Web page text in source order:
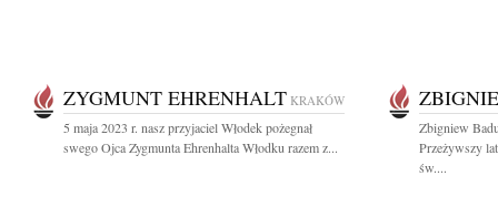
ZYGMUNT EHRENHALT KRAKÓW
5 maja 2023 r. nasz przyjaciel Włodek pożegnał
swego Ojca Zygmunta Ehrenhalta Włodku razem z...
Zbigniew
Przeżywszy
św....